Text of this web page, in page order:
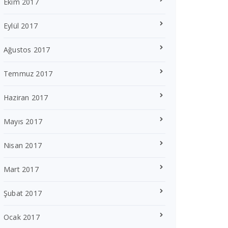
Eylül 2017
Ağustos 2017
Temmuz 2017
Haziran 2017
Mayıs 2017
Nisan 2017
Mart 2017
Şubat 2017
Ocak 2017